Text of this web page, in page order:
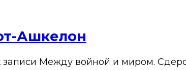
Ашкелон
записи Между войной и миром.